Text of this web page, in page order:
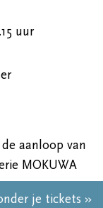
je tickets »
uur
aanloop van
MOKUWA